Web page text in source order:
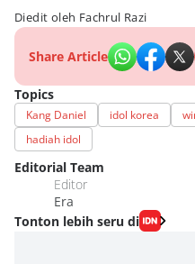
Diedit oleh Fachrul Razi
Share Article
Topics
Kang Daniel idol korea
hadiah idol
Editorial Team
Editor
Era
Tonton lebih seru di